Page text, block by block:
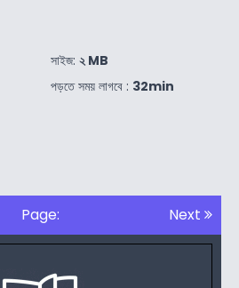
সাইজ: ২ MB
পড়তে সময় লাগবে : 32min
Page: Next